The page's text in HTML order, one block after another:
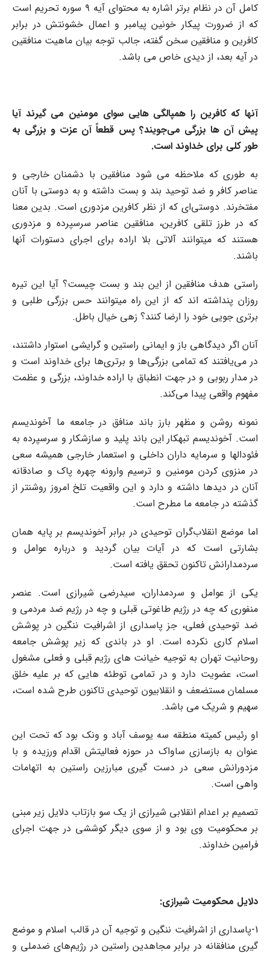
کامل آن در نظام برتر اشار‌ه به محتوای آیه ۹ سوره تحریم است
که از ضرورت پیکار خونین پیامبر و اعمال خشونتش در برابر
کافرین و منافقین سخن گفته، جالب توجه بیان ماهیت منافقین
در آیه بعد، از دیدی خاص می باشد.
آنها که کافرین را همپالگی هایی سوای مومنین می گیرند آیا
پیش آن ها بزرگی می‌جویند؟ پس قطعاً آن عزت و بزرگی به
طور کلی برای خداوند است.
به طوری که ملاحظه می شود منافقین با دشمنان خارجی و
عناصر کافر و ضد توحید بند و بست داشته و به دوستی با آنان
مفتخرند. دوستی‌ای که از نظر کافرین مزدوری است. بدین معنا
که در طرز تلقی کافرین، منافقین عناصر سرسپرده و مزدوری
هستند که میتوانند آلاتی بلا اراده برای اجرای دستورات آنها
باشند.
راستی هدف منافقین از این بند و بست چیست؟ آیا این تیره
روزان پنداشته اند که از این راه میتوانند حس بزرگی طلبی و
برتری جویی خود را ارضا کنند؟ زهی خیال باطل.
آنان اگر دیدگاهی باز و ایمانی راستین و گرایشی استوار داشتند،
در می‌یافتند که تمامی بزرگی‌ها و برتری‌ها برای خداوند است و
در مدار ربوبی و در جهت انطباق با اراده خداوند، بزرگی و عظمت
مفهوم واقعی پیدا می‌کند.
نمونه روشن و مظهر بارز باند منافق در جامعه ما آخوندیسم
است. آخوندیسم تبهکار این باند پلید و سازشکار و سرسپرده به
فئودالها و سرمایه داران داخلی و استعمار خارجی همیشه سعی
در منزوی کردن مومنین و ترسیم وارونه چهره پاک و صادقانه
آنان در دیدها داشته و دارد و این واقعیت تلخ امروز روشنتر از
گذشته در جامعه ما مطرح است.
اما موضع انقلاب‌گران توحیدی در برابر آخوندیسم بر پایه همان
بشارتی است که در آیات بیان گردید و درباره عوامل و
سردمدارانش تاکنون تحقق یافته است.
یکی از عوامل و سردمداران، سیدرضی شیرازی است. عنصر
منفوری که چه در رژیم طاغوتی قبلی و چه در رژیم ضد مردمی و
ضد توحیدی فعلی، جز پاسداری از اشرافیت ننگین در پوشش
اسلام کاری نکرده است. او در باندی که زیر پوشش جامعه
روحانیت تهران به توجیه خیانت های رژیم قبلی و فعلی مشغول
است، عضویت دارد و در تمامی توطئه هایی که بر علیه خلق
مسلمان مستضعف و انقلابیون توحیدی تاکنون طرح شده است،
سهیم و شریک می باشد.
او رئیس کمیته منطقه سه یوسف آباد و ونک بود که تحت این
عنوان به بازسازی ساواک در حوزه فعالیتش اقدام ورزیده و با
مزدورانش سعی در دست گیری مبارزین راستین به اتهامات
واهی است.
تصمیم بر اعدام انقلابی شیرازی از یک سو بازتاب دلایل زیر مبنی
بر محکومیت وی بود و از سوی دیگر کوششی در جهت اجرای
فرامین خداوند.
دلایل محکومیت شیرازی:
1-پاسداری از اشرافیت ننگین و توجیه آن در قالب اسلام و موضع
گیری منافقانه در برابر مجاهدین راستین در رژیم‌های ضدملی و